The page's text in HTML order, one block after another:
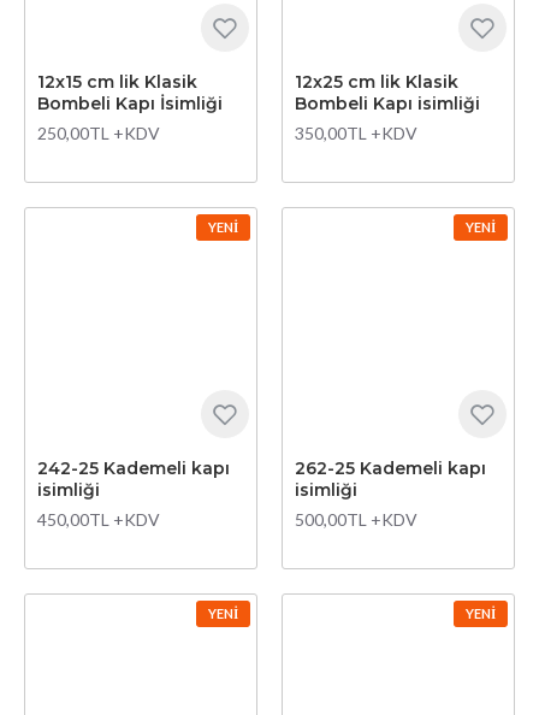
12x15 cm lik Klasik
Bombeli Kapı İsimliği
250,00TL +KDV
12x25 cm lik Klasik
Bombeli Kapı isimliği
350,00TL +KDV
YENI
242-25 Kademeli kapı
isimliği
450,00TL +KDV
YENI
262-25 Kademeli kapı
isimliği
500,00TL +KDV
YENI YENI